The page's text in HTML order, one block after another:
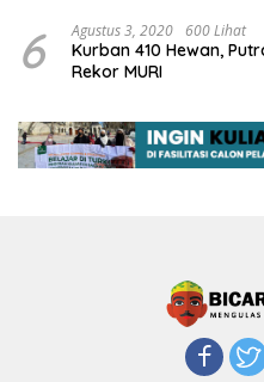
6 Agustus 3, 2020 600 Lihat
Kurban 410 Hewan,
Rekor MURI